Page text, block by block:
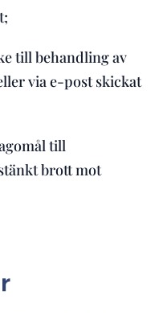
till behandling av
via e-post skickat
till
brott mot